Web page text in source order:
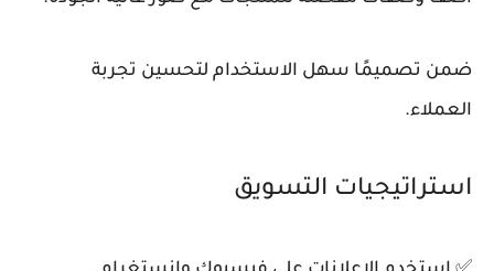
ضمن تصميمًا سهل الاستخدام لتحسين تجربة
العملاء.
استراتيجيات التسويق